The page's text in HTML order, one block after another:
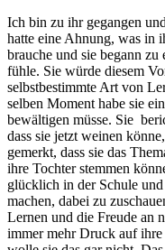
Ich bin zu ihr gegangen
hatte eine Ahnung, was in
brauche und sie begann
fühle. Sie würde diesem
selbstbestimmte Art von
selben Moment habe sie
bewältigen müsse. Sie
dass sie jetzt weinen
gemerkt, dass sie das
ihre Tochter stemmen
glücklich in der Schule
machen, dabei zu
Lernen und die Freude an
immer mehr Druck auf